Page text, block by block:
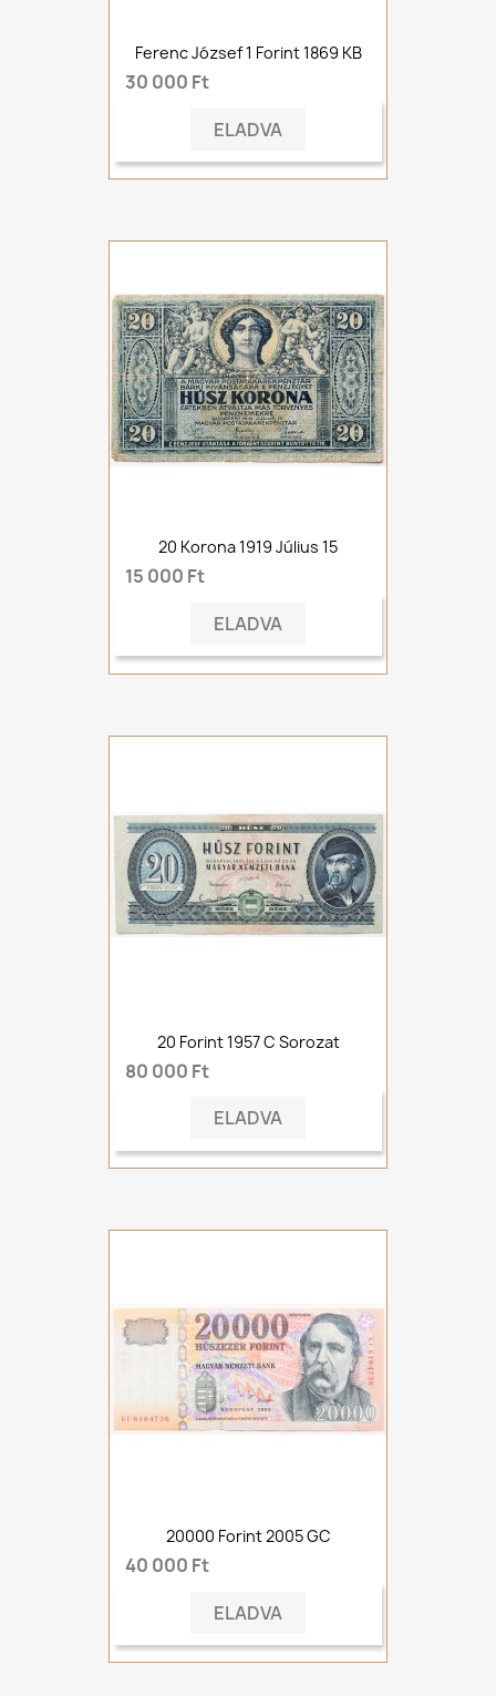
Ferenc József 1 Forint 1869 KB
30 000 Ft
ELADVA
20 Korona 1919 Július 15
15 000 Ft
ELADVA
20 Forint 1957 C Sorozat
80 000 Ft
ELADVA
20000 Forint 2005 GC
40 000 Ft
ELADVA